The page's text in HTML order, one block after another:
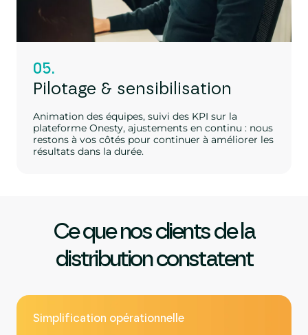
05.
Pilotage & sensibilisation
Animation des équipes, suivi des KPI sur la
plateforme Onesty, ajustements en continu : nous
restons à vos côtés pour continuer à améliorer les
résultats dans la durée.
Ce que nos clients de la
distribution constatent
Simplification opérationnelle